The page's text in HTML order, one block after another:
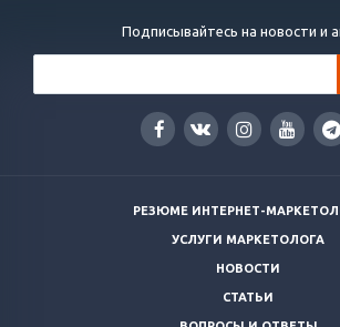
Подписывайтесь на новости и
РЕЗЮМЕ ИНТЕРНЕТ-
УСЛУГИ МАРКЕТОЛОГА
НОВОСТИ
СТАТЬИ